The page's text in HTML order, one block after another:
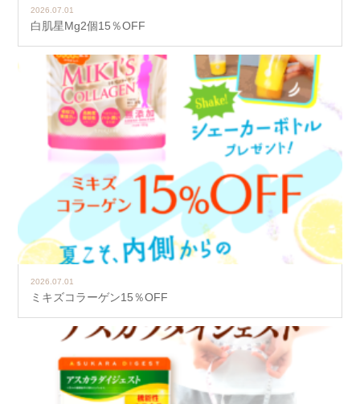
2026.07.01
白肌星Mg2個15％OFF
2026.07.01
ミキズコラーゲン15％OFF